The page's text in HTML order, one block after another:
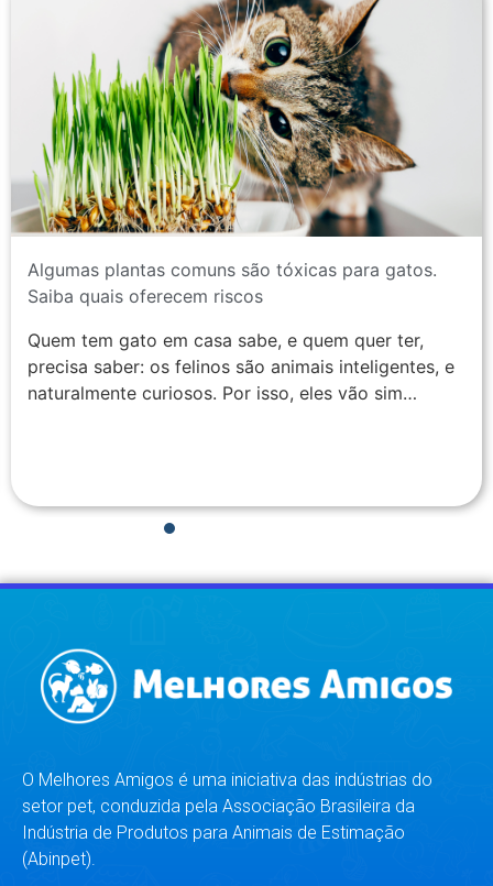
Algumas plantas comuns são tóxicas para gatos.
Saiba quais oferecem riscos
Quem tem gato em casa sabe, e quem quer ter,
precisa saber: os felinos são animais inteligentes, e
naturalmente curiosos. Por isso, eles vão sim…
O Melhores Amigos é uma iniciativa das indústrias do
setor pet, conduzida pela Associação Brasileira da
Indústria de Produtos para Animais de Estimação
(Abinpet).